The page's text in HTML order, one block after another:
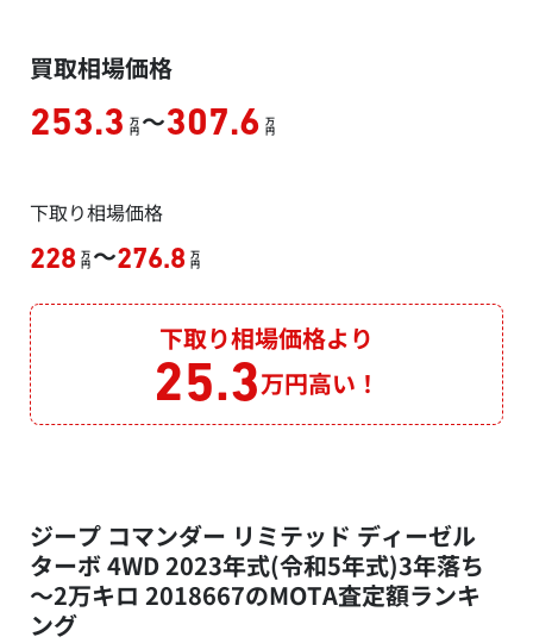
買取相場価格
253.3 万
円 ～307.6 万
円
下取り相場価格
228 万
円 ～276.8 万
円
下取り相場価格より
25.3万円高い！
ジープ コマンダー リミテッド ディーゼル
ターボ 4WD 2023年式(令和5年式)3年落ち
～2万キロ 2018667のMOTA査定額ランキ
ング